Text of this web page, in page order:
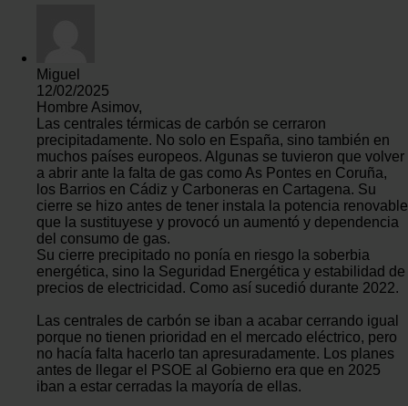
Miguel
12/02/2025
Hombre Asimov,
Las centrales térmicas de carbón se cerraron
precipitadamente. No solo en España, sino también en
muchos países europeos. Algunas se tuvieron que volver
a abrir ante la falta de gas como As Pontes en Coruña,
los Barrios en Cádiz y Carboneras en Cartagena. Su
cierre se hizo antes de tener instala la potencia renovable
que la sustituyese y provocó un aumentó y dependencia
del consumo de gas.
Su cierre precipitado no ponía en riesgo la soberbia
energética, sino la Seguridad Energética y estabilidad de
precios de electricidad. Como así sucedió durante 2022.
Las centrales de carbón se iban a acabar cerrando igual
porque no tienen prioridad en el mercado eléctrico, pero
no hacía falta hacerlo tan apresuradamente. Los planes
antes de llegar el PSOE al Gobierno era que en 2025
iban a estar cerradas la mayoría de ellas.